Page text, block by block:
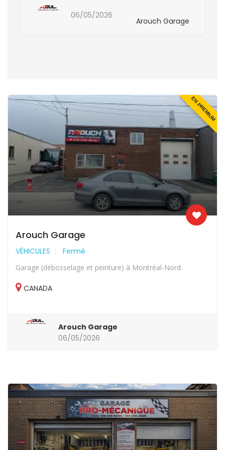
Arouch Garage
06/05/2026
EN PREMIUM
Arouch Garage
VÉHICULES Fermé
Garage (débosselage et peinture) à Montréal-Nord.
CANADA
Arouch Garage
06/05/2026